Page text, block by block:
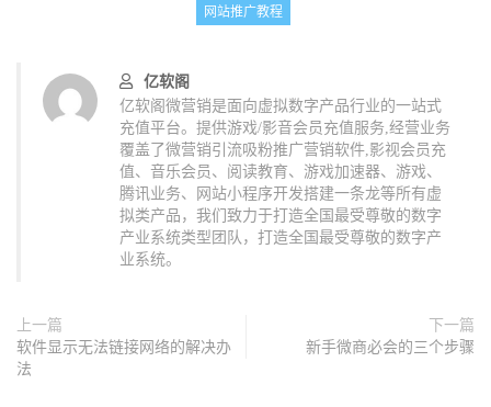
网站推广教程
亿软阁
亿软阁微营销是面向虚拟数字产品行业的一站式
充值平台。提供游戏/影音会员充值服务,经营业务
覆盖了微营销引流吸粉推广营销软件,影视会员充
值、音乐会员、阅读教育、游戏加速器、游戏、
腾讯业务、网站小程序开发搭建一条龙等所有虚
拟类产品，我们致力于打造全国最受尊敬的数字
产业系统类型团队，打造全国最受尊敬的数字产
业系统。
上一篇
软件显示无法链接网络的解决办
法
下一篇
新手微商必会的三个步骤